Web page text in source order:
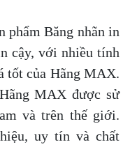
phẩm Băng nhãn in
cậy, với nhiều tính
tốt của Hãng MAX.
MAX được sử
và trên thế giới.
uy tín và chất